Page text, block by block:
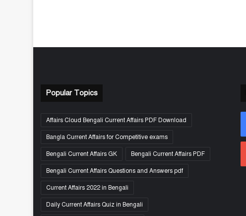
Popular Topics
Affairs Cloud Bengali Current Affairs PDF Download
Bangla Current Affairs for Competitive exams
Bengali Current Affairs GK Bengali Current Affairs PDF
Bengali Current Affairs Questions and Answers pdf
Current Affairs 2022 in Bengali
Daily Current Affairs Quiz in Bengali